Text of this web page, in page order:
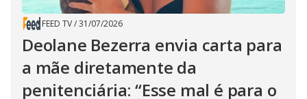
FEED TV/31/07/2026
Deolane Bezerra envia carta para
a mãe diretamente da
penitenciária: “Esse mal é para o